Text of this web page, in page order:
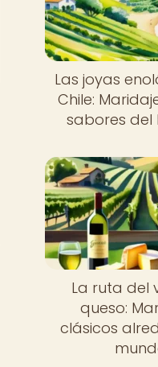
Las joyas
Chile:
sabores del
La ruta del
queso:
clásicos